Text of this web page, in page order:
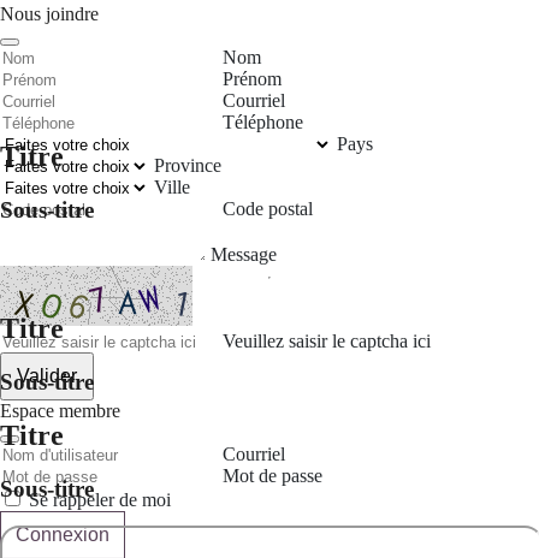
Titre
Sous-titre
Titre
Sous-titre
Titre
Sous-titre
Nous joindre
Nom
Prénom
Courriel
Téléphone
Pays
Province
Ville
Code postal
Message
Veuillez saisir le captcha ici
Valider
Espace membre
Courriel
Mot de passe
Se rappeler de moi
Connexion